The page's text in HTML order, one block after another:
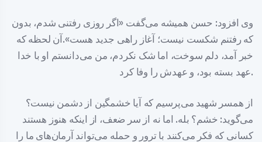
وی افزود: حسن همیشه می‌گفت «اگر روزی رفتنی شدم، بدون
که رفتنم شکست نیست؛ آغاز راهی جدید هست».آن لحظه که
خبر آمد، دلم سوخت، اما شک نکردم، من می‌دانستم او با خدا
عهد بسته بود، و عهدش را وفا کرد.
از همسر شهید می‌پرسیم که آیا خشمگین از دشمن نیست؟
می‌گوید: خشم؟ بله. اما نه از سر ضعف، از اینکه هنوز هستند
کسانی که فکر می‌کنند با ترور و حمله می‌تواند آرمان‌های ما را